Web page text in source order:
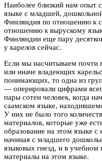
Наиболее близкий нам опыт
языке с младшей,
Финляндия по отношению к
отношению к вырускому
Финляндии еще пару
у карелов сейчас.
Если мы насчитываем почти
или иначе владеющих
понимающих, то одна из
— оперировали цифрами
пары сотен человек, когда
саамском языке,
У них не было того
материалов, которые уже
образование на этом языке
начиная с младшего
языковых гнезд, и в учебном
материалы на этом языке.